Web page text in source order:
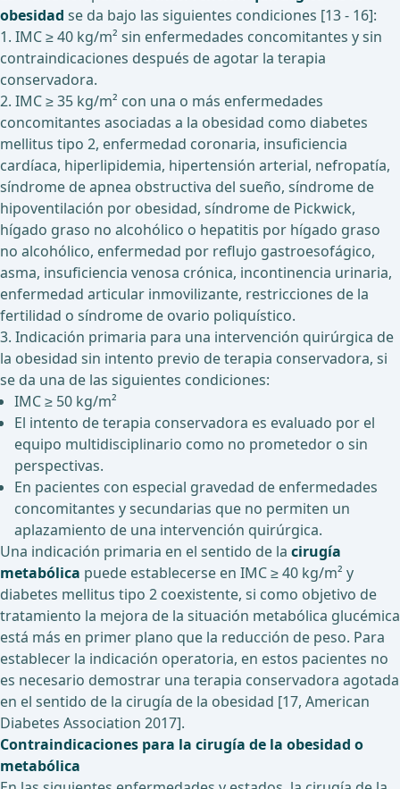
obesidad se da bajo las siguientes condiciones [13 - 16]:
1. IMC ≥ 40 kg/m² sin enfermedades concomitantes y sin
contraindicaciones después de agotar la terapia
conservadora.
2. IMC ≥ 35 kg/m² con una o más enfermedades
concomitantes asociadas a la obesidad como diabetes
mellitus tipo 2, enfermedad coronaria, insuficiencia
cardíaca, hiperlipidemia, hipertensión arterial, nefropatía,
síndrome de apnea obstructiva del sueño, síndrome de
hipoventilación por obesidad, síndrome de Pickwick,
hígado graso no alcohólico o hepatitis por hígado graso
no alcohólico, enfermedad por reflujo gastroesofágico,
asma, insuficiencia venosa crónica, incontinencia urinaria,
enfermedad articular inmovilizante, restricciones de la
fertilidad o síndrome de ovario poliquístico.
3. Indicación primaria para una intervención quirúrgica de
la obesidad sin intento previo de terapia conservadora, si
se da una de las siguientes condiciones:
IMC ≥ 50 kg/m²
El intento de terapia conservadora es evaluado por el
equipo multidisciplinario como no prometedor o sin
perspectivas.
En pacientes con especial gravedad de enfermedades
concomitantes y secundarias que no permiten un
aplazamiento de una intervención quirúrgica.
Una indicación primaria en el sentido de la cirugía
metabólica puede establecerse en IMC ≥ 40 kg/m² y
diabetes mellitus tipo 2 coexistente, si como objetivo de
tratamiento la mejora de la situación metabólica glucémica
está más en primer plano que la reducción de peso. Para
establecer la indicación operatoria, en estos pacientes no
es necesario demostrar una terapia conservadora agotada
en el sentido de la cirugía de la obesidad [17, American
Diabetes Association 2017].
Contraindicaciones para la cirugía de la obesidad o
metabólica